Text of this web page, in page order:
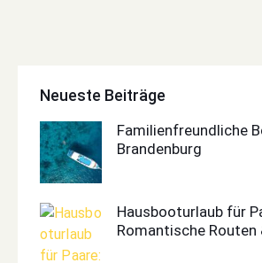
Neueste Beiträge
Familienfreundliche
Brandenburg
Hausbooturlaub für
Romantische Routen